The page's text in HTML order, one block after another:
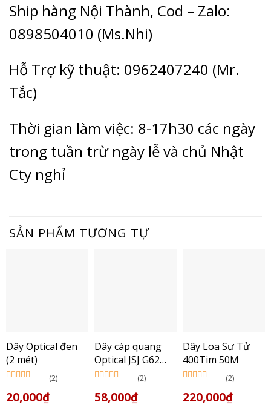
Ship hàng Nội Thành, Cod – Zalo:
0898504010 (Ms.Nhi)
Hỗ Trợ kỹ thuật: 0962407240 (Mr.
Tắc)
Thời gian làm việc: 8-17h30 các ngày
trong tuần trừ ngày lễ và chủ Nhật
Cty nghỉ
SẢN PHẨM TƯƠNG TỰ
Dây Optical đen
(2 mét)
hạng5.005
sao
(2)
20,000₫
Dây cáp quang
Optical JSJ G62
(1m)
hạng5.005
sao
(2)
58,000₫
Dây Loa Sư Tử
400Tim 50M
hạng 5.005
sao
(2)
220,000₫